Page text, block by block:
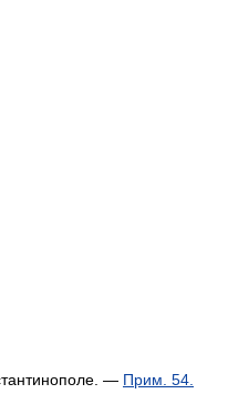
— Прим. 54.